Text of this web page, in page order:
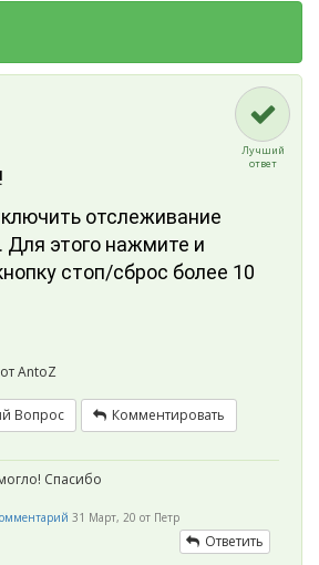
Лучший
ответ
отслеживание
Для этого нажмите и
стоп/сброс более 10
отAntoZ
Вопрос Комментировать
Спасибо
31 Март, 20 от Петр
Ответить